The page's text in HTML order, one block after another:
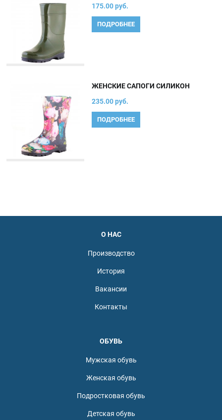
175.00 руб.
ПОДРОБНЕЕ
ЖЕНСКИЕ САПОГИ СИЛИКОН
235.00 руб.
ПОДРОБНЕЕ
О НАС
Производство
История
Вакансии
Контакты
ОБУВЬ
Мужская обувь
Женская обувь
Подростковая обувь
Детская обувь